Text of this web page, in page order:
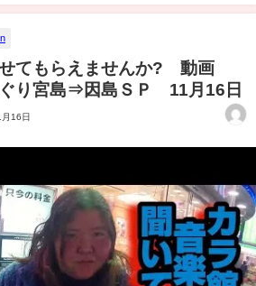
16日
せてもらえませんか? 動画
り宮島⇒因島ＳＰ 11月16日
16日